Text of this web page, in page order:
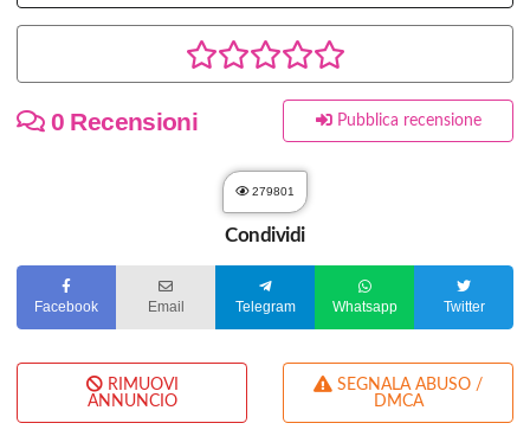
0 Recensioni Pubblica recensione
279801
Condividi
Facebook Email Telegram Whatsapp Twitter
RIMUOVI
ANNUNCIO
DMCA